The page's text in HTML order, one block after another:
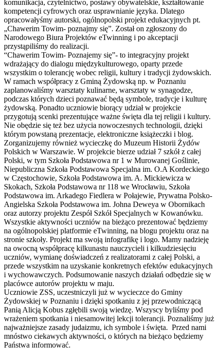
komunikacja, czytelnictwo, postawy obywatelskie, kształtowanie
kompetencji cyfrowych oraz usprawnianie języka. Dlatego
opracowałyśmy autorski, ogólnopolski projekt edukacyjnych pt.
„Chawerim Towim- poznajmy się”. Został on zgłoszony do
Narodowego Biura Projektów eTwinning i po akceptacji
przystąpiliśmy do realizacji.
“Chawerim Towim- Poznajemy się”- to integracyjny projekt
wdrażający do dialogu międzykulturowego, oparty przede
wszystkim o tolerancję wobec religii, kultury i tradycji żydowskich.
W ramach współpracy z Gminą Żydowską np. w Poznaniu
zaplanowaliśmy warsztaty kulinarne, warsztaty w synagodze,
podczas których dzieci poznawać będą symbole, tradycje i kulturę
żydowską. Ponadto uczniowie biorący udział w projekcie
przygotują scenki prezentujące ważne święta dla tej religii i kultury.
Nie obędzie się też bez użycia nowoczesnych technologii, dzięki
którym powstaną prezentacje, elektroniczne książeczki i blog.
Zorganizujemy również wycieczkę do Muzeum Historii Żydów
Polskich w Warszawie. W projekcie bierze udział 7 szkół z całej
Polski, w tym Szkoła Podstawowa nr 1 w Murowanej Goślinie,
Niepubliczna Szkoła Podstawowa Specjalna im. O.A Kordeckiego
w Częstochowie, Szkoła Podstawowa im. A. Mickiewicza w
Skokach, Szkoła Podstawowa nr 118 we Wrocławiu, Szkoła
Podstawowa im. Arkadego Fiedlera w Połajewie, Prywatna Polsko-
Angielska Szkoła Podstawowa im. Johna Deweya w Obornikach
oraz autorzy projektu Zespół Szkół Specjalnych w Kowanówku.
Wszystkie aktywności uczniów na bieżąco prezentować będziemy
na ogólnopolskiej platformie eTwinning, na blogu projektu oraz na
stronie szkoły. Projekt ma swoją infografikę i logo. Mamy nadzieję
na owocną współpracę kilkunastu nauczycieli i kilkudziesięciu
uczniów, wymianę doświadczeń z realizatorami z całej Polski, a
przede wszystkim na uzyskanie konkretnych efektów edukacyjnych
i wychowawczych. Podsumowanie naszych działań odbędzie się w
placówce autorów projektu w maju.
Uczniowie ZSS, uczestniczyli już w wycieczce do Gminy
Żydowskiej w Poznaniu i dzięki spotkaniu z jej przewodniczącą
Panią Alicją Kobus zgłębili swoją wiedzę. Wszyscy byliśmy pod
wrażeniem spotkania i niesamowitej lekcji tolerancji. Poznaliśmy już
najważniejsze zasady judaizmu, ich symbole i święta. Przed nami
mnóstwo ciekawych aktywności, o których na bieżąco będziemy
Państwa informować.